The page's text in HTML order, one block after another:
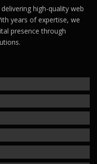
high-quality web
years of expertise, we
presence through